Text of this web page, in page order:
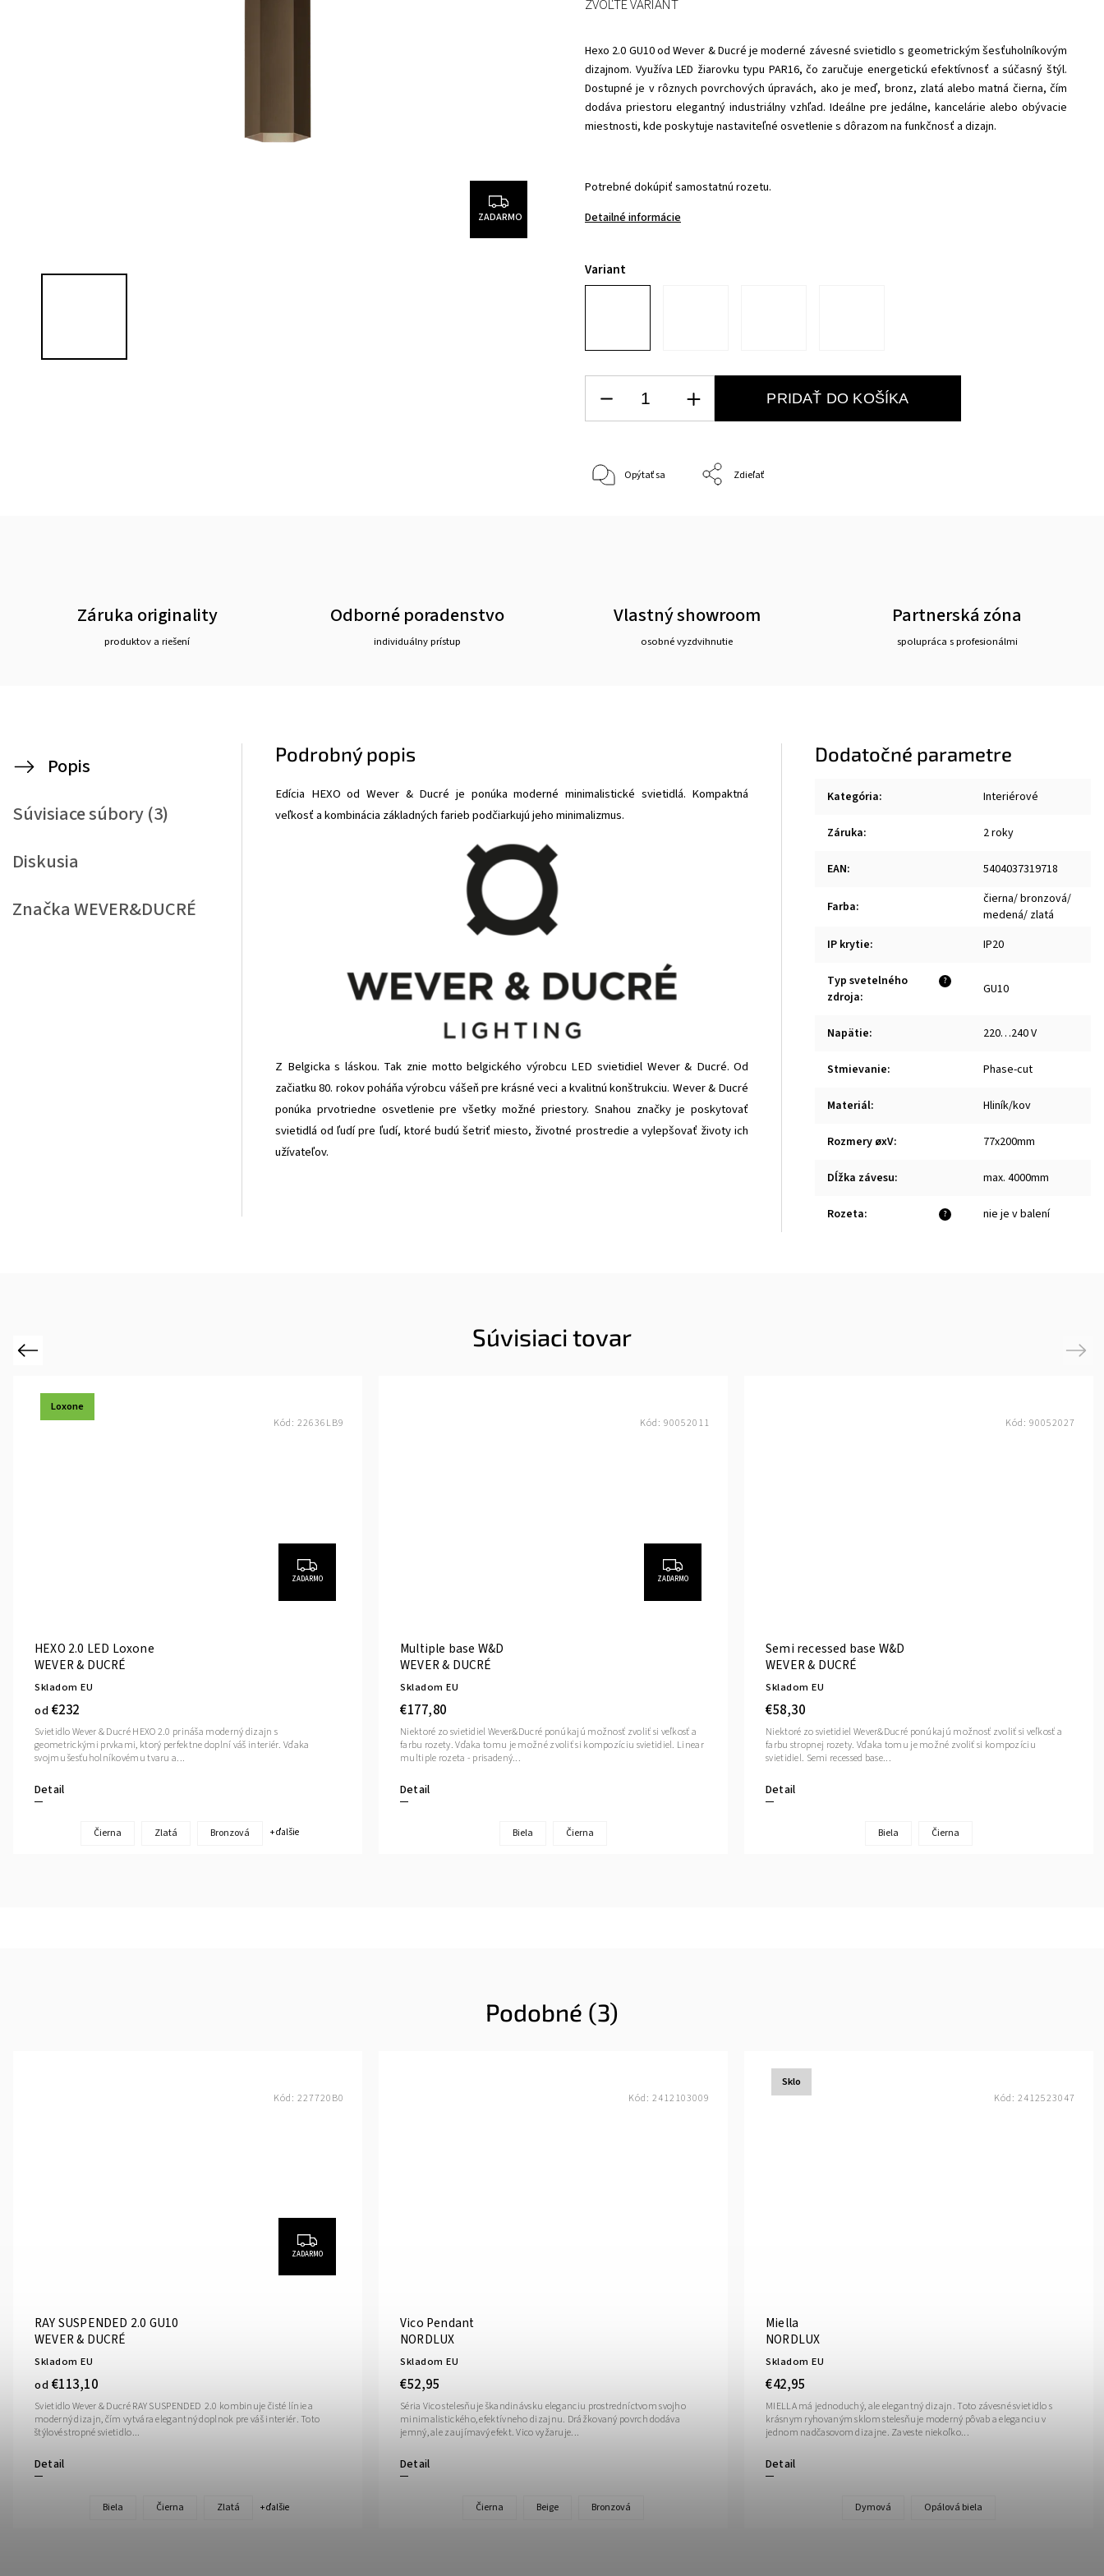
ZADARMO
Hexo 2.0 GU10od Wever & Ducré je moderné závesné svietidlo s geometrickým šesťuholníkovým
dizajnom. Využíva LED žiarovku typu PAR16, čo zaručuje energetickú efektívnosť a súčasný štýl.
Dostupné je v rôznych povrchových úpravách, ako je meď, bronz, zlatá alebo matná čierna, čím
dodáva priestoru elegantný industriálny vzhľad. Ideálne pre jedálne, kancelárie alebo obývacie
miestnosti, kde poskytuje nastaviteľné osvetlenie s dôrazom na funkčnosť a dizajn.
Potrebné dokúpiť samostatnú rozetu.
Detailné informácie
Variant
ZVOĽTE VARIANT
PRIDAŤ DO KOŠÍKA
Opýtať sa Zdieľať
Záruka originality
produktov a riešení
Odborné poradenstvo
individuálny prístup
Vlastný showroom
osobné vyzdvihnutie
Partnerská zóna
spolupráca s profesionálmi
Popis
Súvisiace súbory (3)
Diskusia
ZnačkaWEVER&DUCRÉ
Podrobný popis
Edícia HEXO od Wever & Ducré je ponúka moderné minimalistické svietidlá. Kompaktná
veľkosť a kombinácia základných farieb podčiarkujú jeho minimalizmus.
Z Belgicka s láskou. Tak znie motto belgického výrobcu LED svietidiel Wever & Ducré. Od
začiatku 80. rokov poháňa výrobcu vášeň pre krásné veci a kvalitnú konštrukciu. Wever & Ducré
ponúka prvotriedne osvetlenie pre všetky možné priestory. Snahou značky je poskytovať
svietidlá od ľudí pre ľudí, ktoré budú šetriť miesto, životné prostredie a vylepšovať životy ich
užívateľov.
Dodatočné parametre
Kategória: Interiérové
Záruka: 2 roky
EAN: 5404037319718
Farba:
čierna/ bronzová/
medená/ zlatá
IP krytie: IP20
?
Typ svetelného
zdroja: GU10
Napätie: 220…240 V
Stmievanie: Phase-cut
Materiál: Hliník/kov
Rozmery øxV: 77x200mm
Dĺžka závesu: max. 4000mm
?
Rozeta: nie je v balení
Súvisiaci tovar
Previous
Loxone
ZADARMO
HEXO 2.0 LED Loxone
WEVER & DUCRÉ
Skladom EU
od €232
Detail
Svietidlo Wever & Ducré HEXO 2.0 prináša moderný dizajn s
geometrickými prvkami, ktorý perfektne doplní váš interiér. Vďaka
svojmu šesťuholníkovému tvaru a...
Čierna Zlatá Bronzová + ďalšie
Kód: 22636LB9
ZADARMO
Multiple base W&D
WEVER & DUCRÉ
Skladom EU
€177,80
Detail
Niektoré zo svietidiel Wever&Ducré ponúkajú možnosť zvoliť si veľkosť a
farbu rozety. Vďaka tomu je možné zvoliť si kompozíciu svietidiel. Linear
multiple rozeta - prisadený...
Biela Čierna
Kód: 90052011
Semi recessed base W&D
WEVER & DUCRÉ
Skladom EU
€58,30
Detail
Niektoré zo svietidiel Wever&Ducré ponúkajú možnosť zvoliť si veľkosť a
farbu stropnej rozety. Vďaka tomu je možné zvoliť si kompozíciu
svietidiel. Semi recessed base...
Biela Čierna
Kód: 90052027
Next
Podobné (3)
ZADARMO
RAY SUSPENDED 2.0 GU10
WEVER & DUCRÉ
Skladom EU
od €113,10
Detail
Svietidlo Wever & Ducré RAY SUSPENDED 2.0 kombinuje čisté línie a
moderný dizajn, čím vytvára elegantný doplnok pre váš interiér. Toto
štýlové stropné svietidlo...
Biela Čierna Zlatá + ďalšie
Kód: 227720B0
Vico Pendant
NORDLUX
Skladom EU
€52,95
Detail
Séria Vico stelesňuje škandinávsku eleganciu prostredníctvom svojho
minimalistického, efektívneho dizajnu. Drážkovaný povrch dodáva
jemný, ale zaujímavý efekt. Vico vyžaruje...
Čierna Beige Bronzová
Kód: 2412103009
Sklo
Miella
NORDLUX
Skladom EU
€42,95
Detail
MIELLA má jednoduchý, ale elegantný dizajn. Toto závesné svietidlo s
krásnym ryhovaným sklom stelesňuje moderný pôvab a eleganciu v
jednom nadčasovom dizajne. Zaveste niekoľko...
Dymová Opálová biela
Kód: 2412523047